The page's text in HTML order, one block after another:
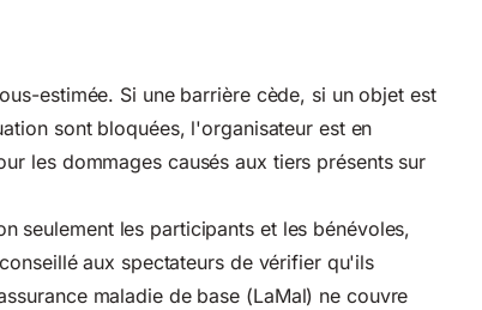
estimée. Si une barrière cède, si un objet est
sont bloquées, l'organisateur est en
les dommages causés aux tiers présents sur
seulement les participants et les bénévoles,
aux spectateurs de vérifier qu'ils
maladie de base (LaMal) ne couvre